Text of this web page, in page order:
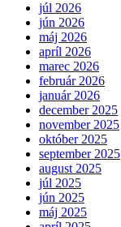
júl 2026
jún 2026
máj 2026
apríl 2026
marec 2026
február 2026
január 2026
december 2025
november 2025
október 2025
september 2025
august 2025
júl 2025
jún 2025
máj 2025